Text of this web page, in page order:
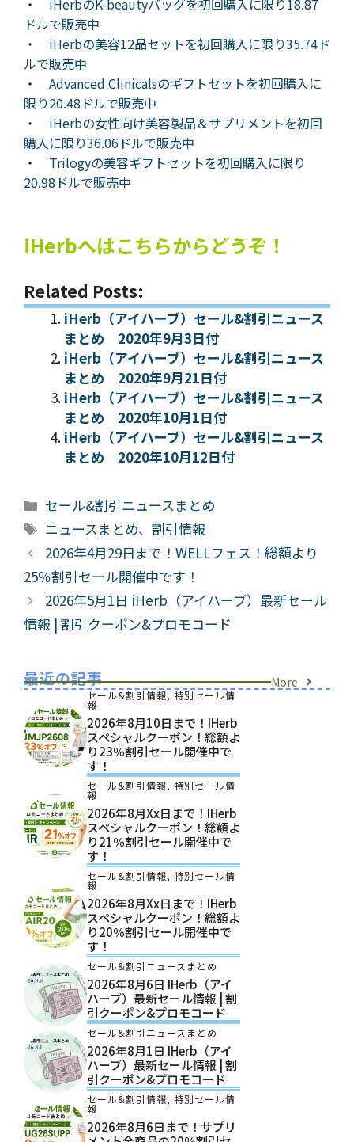
ドルで販売中
・ iHerbの美容12品セットを初回購入に限り35.74ド
ルで販売中
・ Advanced Clinicalsのギフトセットを初回購入に
限り20.48ドルで販売中
・ iHerbの女性向け美容製品＆サプリメントを初回
購入に限り36.06ドルで販売中
・ Trilogyの美容ギフトセットを初回購入に限り
20.98ドルで販売中
iHerbへはこちらからどうぞ！
Related Posts:
iHerb（アイハーブ）セール&割引ニュース
まとめ 2020年9月3日付
iHerb（アイハーブ）セール&割引ニュース
まとめ 2020年9月21日付
iHerb（アイハーブ）セール&割引ニュース
まとめ 2020年10月1日付
iHerb（アイハーブ）セール&割引ニュース
まとめ 2020年10月12日付
カ
テ
リ
ー
セール&割引ニュースまとめ
タ
グ
ニュースまとめ、割引情報
2026年4月29日まで！WELLフェス！総額より
25％割引セール開催中です！
2026年5月1日 iHerb（アイハーブ）最新セール
情報 | 割引クーポン&プロモコード
最近の記事 More
セール&割引情報, 特別セール情
報
2026年8月10日まで！iHerb
スペシャルクーポン！総額よ
り23％割引セール開催中で
す！
セール&割引情報, 特別セール情
報
2026年8月xx日まで！iHerb
スペシャルクーポン！総額よ
り21％割引セール開催中で
す！
セール&割引情報, 特別セール情
報
2026年8月xx日まで！iHerb
スペシャルクーポン！総額よ
り20％割引セール開催中で
す！
セール&割引ニュースまとめ
2026年8月6日 IHerb（アイ
ハーブ）最新セール情報 | 割
引クーポン&プロモコード
セール&割引ニュースまとめ
2026年8月1日 IHerb（アイ
ハーブ）最新セール情報 | 割
引クーポン&プロモコード
セール&割引情報, 特別セール情
報
2026年8月6日まで！サプリ